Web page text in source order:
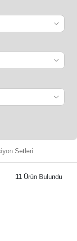
Setleri
11 Ürün Bulundu